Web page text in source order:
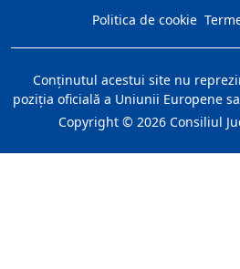
Politica de cookie
Conţinutul acestui site nu
poziţia oficială a Uniunii Europene
Copyright © 2026 Consiliul